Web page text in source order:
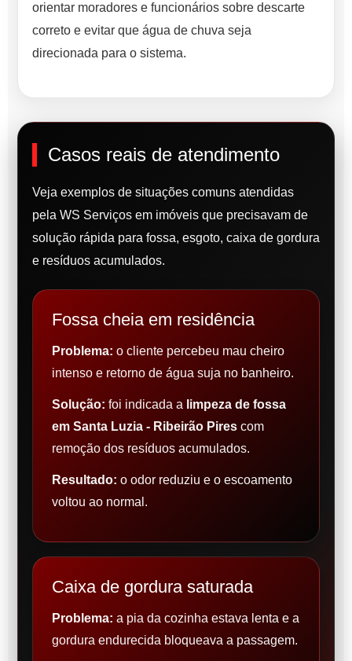
orientar moradores e funcionários sobre descarte
correto e evitar que água de chuva seja
direcionada para o sistema.
Casos reais de atendimento
Veja exemplos de situações comuns atendidas
pela WS Serviços em imóveis que precisavam de
solução rápida para fossa, esgoto, caixa de gordura
e resíduos acumulados.
Fossa cheia em residência
Problema: o cliente percebeu mau cheiro
intenso e retorno de água suja no banheiro.
Solução: foi indicada a limpeza de fossa
em Santa Luzia - Ribeirão Pires com
remoção dos resíduos acumulados.
Resultado: o odor reduziu e o escoamento
voltou ao normal.
Caixa de gordura saturada
Problema: a pia da cozinha estava lenta e a
gordura endurecida bloqueava a passagem.